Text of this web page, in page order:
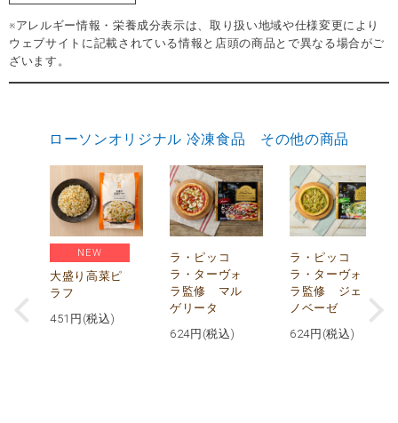
※アレルギー情報・栄養成分表示は、取り扱い地域や仕様変更により
ウェブサイトに記載されている情報と店頭の商品とで異なる場合がご
ざいます。
ローソンオリジナル 冷凍食品 その他の商品
NEW
大盛り高菜ピ
ラフ
451 円(税込)
ラ・ピッコ
ラ・ターヴォ
ラ監修 マル
ゲリータ
624円(税込)
ラ・ピッコ
ラ・ターヴォ
ラ監修 ジェ
ノベーゼ
624円(税込)